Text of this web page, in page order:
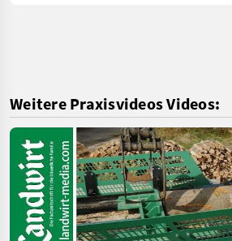
Weitere Praxisvideos Videos: